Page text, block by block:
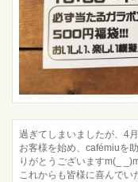
過ぎてしまいましたが、4
お客様を始め、cafémiuを
りがとうございますm(_
これからも皆様に喜んでい